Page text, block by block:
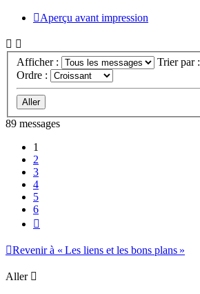
Aperçu avant impression
Afficher :
Trier par :
Ordre :
89 messages
1
2
3
4
5
6
Revenir à « Les liens et les bons plans »
Aller